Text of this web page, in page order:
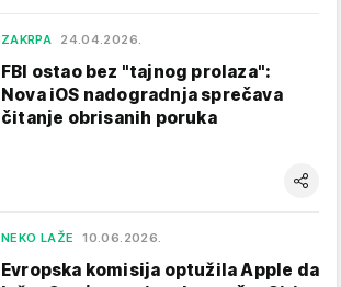
ZAKRPA 24.04.2026.
FBI ostao bez "tajnog prolaza":
Nova iOS nadogradnja sprečava
čitanje obrisanih poruka
NEKO LAŽE 10.06.2026.
Evropska komisija optužila Apple da